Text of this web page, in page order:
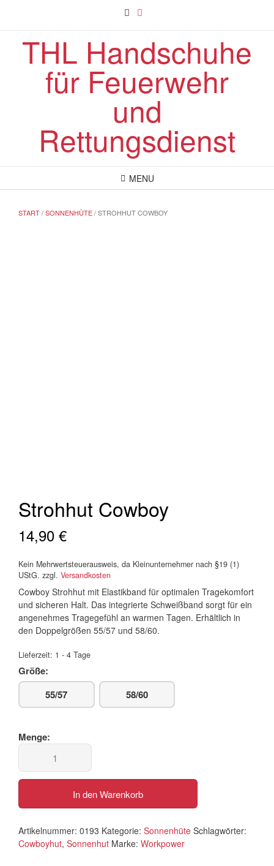
THL Handschuhe
für Feuerwehr
und
Rettungsdienst
MENU
START/SONNENHÜTE/ STROHHUT COWBOY
Strohhut Cowboy
14,90 €
Kein Mehrwertsteuerausweis, da Kleinunternehmer nach §19 (1)
UStG. zzgl. Versandkosten
Cowboy Strohhut mit Elastikband für optimalen Tragekomfort
und sicheren Halt. Das integrierte Schweißband sorgt für ein
angenehmes Tragegefühl an warmen Tagen. Erhältlich in
den Doppelgrößen 55/57 und 58/60.
Lieferzeit: 1 - 4 Tage
Größe:
55/57
58/60
In den Warenkorb
Artikelnummer: 0193 Kategorie: Sonnenhüte Schlagwörter:
Cowboyhut, Sonnenhut Marke: Workpower